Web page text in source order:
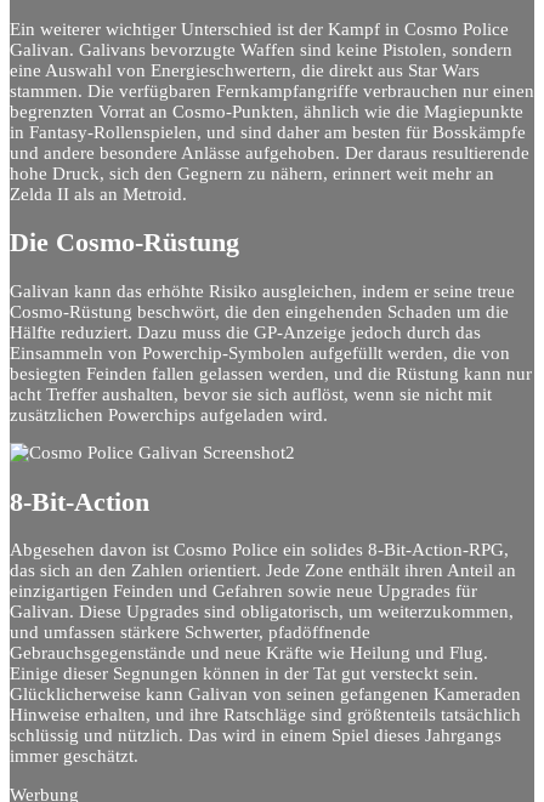
Ein weiterer wichtiger Unterschied ist der Kampf in Cosmo Police
Galivan. Galivans bevorzugte Waffen sind keine Pistolen, sondern
eine Auswahl von Energieschwertern, die direkt aus Star Wars
stammen. Die verfügbaren Fernkampfangriffe verbrauchen nur einen
begrenzten Vorrat an Cosmo-Punkten, ähnlich wie die Magiepunkte
in Fantasy-Rollenspielen, und sind daher am besten für Bosskämpfe
und andere besondere Anlässe aufgehoben. Der daraus resultierende
hohe Druck, sich den Gegnern zu nähern, erinnert weit mehr an
Zelda II als an Metroid.
Die Cosmo-Rüstung
Galivan kann das erhöhte Risiko ausgleichen, indem er seine treue
Cosmo-Rüstung beschwört, die den eingehenden Schaden um die
Hälfte reduziert. Dazu muss die GP-Anzeige jedoch durch das
Einsammeln von Powerchip-Symbolen aufgefüllt werden, die von
besiegten Feinden fallen gelassen werden, und die Rüstung kann nur
acht Treffer aushalten, bevor sie sich auflöst, wenn sie nicht mit
zusätzlichen Powerchips aufgeladen wird.
8-Bit-Action
Abgesehen davon ist Cosmo Police ein solides 8-Bit-Action-RPG,
das sich an den Zahlen orientiert. Jede Zone enthält ihren Anteil an
einzigartigen Feinden und Gefahren sowie neue Upgrades für
Galivan. Diese Upgrades sind obligatorisch, um weiterzukommen,
und umfassen stärkere Schwerter, pfadöffnende
Gebrauchsgegenstände und neue Kräfte wie Heilung und Flug.
Einige dieser Segnungen können in der Tat gut versteckt sein.
Glücklicherweise kann Galivan von seinen gefangenen Kameraden
Hinweise erhalten, und ihre Ratschläge sind größtenteils tatsächlich
schlüssig und nützlich. Das wird in einem Spiel dieses Jahrgangs
immer geschätzt.
Werbung